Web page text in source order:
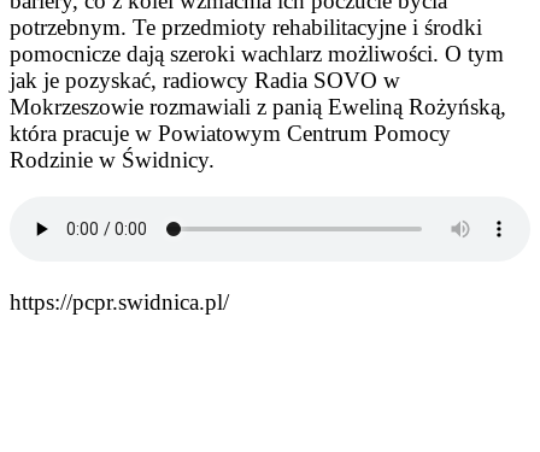
potrzebnym. Te przedmioty rehabilitacyjne i środki
pomocnicze dają szeroki wachlarz możliwości. O tym
jak je pozyskać, radiowcy Radia SOVO w
Mokrzeszowie rozmawiali z panią Eweliną Rożyńską,
która pracuje w Powiatowym Centrum Pomocy
Rodzinie w Świdnicy.
https://pcpr.swidnica.pl/